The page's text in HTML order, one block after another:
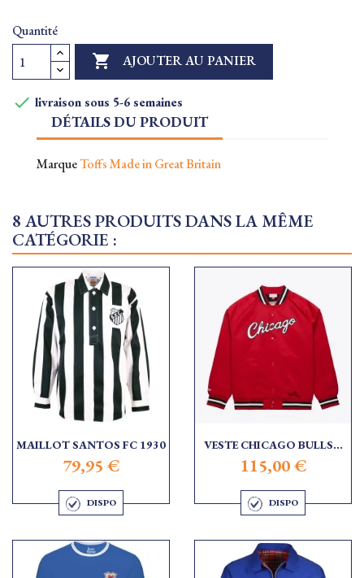
Quantité
 AJOUTER AU PANIER
 livraison sous 5-6 semaines
DÉTAILS DU PRODUIT
MarqueToffs Made in Great Britain
8 AUTRES PRODUITS DANS LA MÊME
CATÉGORIE :
MAILLOT SANTOS FC 1930
79,95 €
DISPO
VESTE CHICAGO BULLS...
115,00 €
DISPO